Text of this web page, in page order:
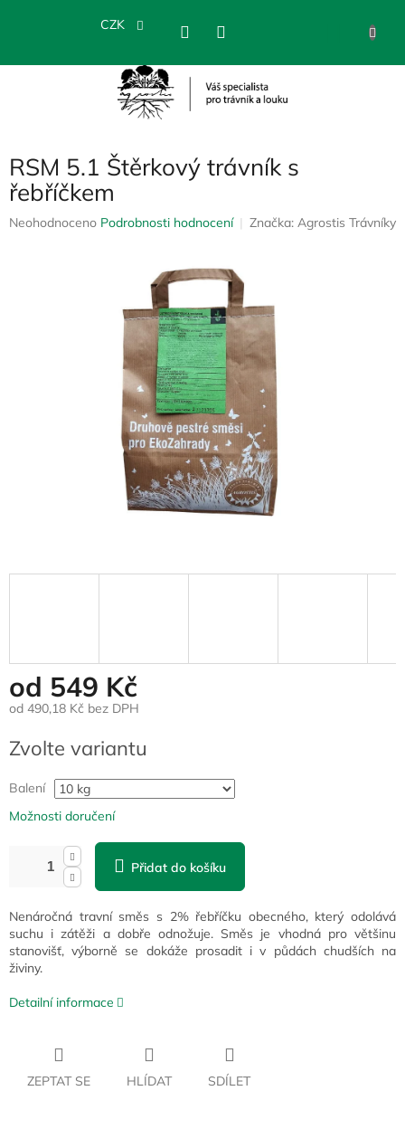
CZK
RSM 5.1 Štěrkový trávník s
řebříčkem
Průměrné
Neohodnoceno Podrobnosti hodnocení Značka: Agrostis Trávníky
od 549 Kč
od 490,18 Kč bez DPH
cena:
Zvolte variantu
Balení
Možnosti doručení
Přidat do košíku
Nenáročná travní směs s 2% řebříčku obecného, který odolává
suchu i zátěži a dobře odnožuje. Směs je vhodná pro většinu
stanovišť, výborně se dokáže prosadit i v půdách chudších na
živiny.
Detailní informace
ZEPTAT SE HLÍDAT SDÍLET